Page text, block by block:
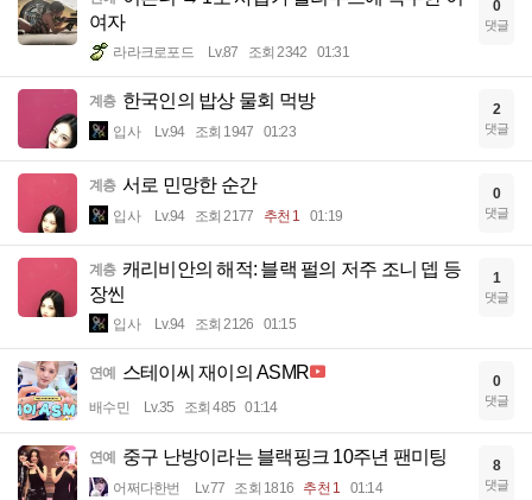
여자
라라크로포드 Lv.87 조회 2342 01:31
0
댓글
계층 한국인의 밥상 물회 먹방
입사 Lv.94 조회 1947 01:23
2
댓글
계층 서로 민망한 순간
입사 Lv.94 조회 2177 추천 1 01:19
0
댓글
계층 캐리비안의 해적: 블랙 펄의 저주 조니 뎁 등
장씬
입사 Lv.94 조회 2126 01:15
1
댓글
연예 스테이씨 재이의 ASMR
배수민 Lv.35 조회 485 01:14
0
댓글
연예 중구 난방이라는 블랙핑크 10주년 팬미팅
어쩌다한번 Lv.77 조회 1816 추천 1 01:14
8
댓글